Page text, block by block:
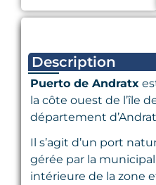
Description
Puerto de Andratx
la côte ouest de l’île
département
Il s’agit d’un port
gérée par la
intérieure de la zone